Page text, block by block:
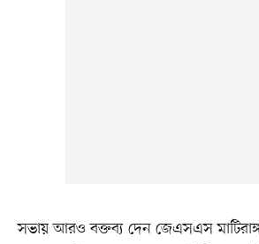
সভায় আরও বক্তব্য দেন জেএসএস